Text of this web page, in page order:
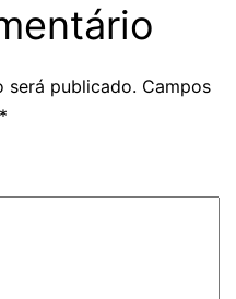
será publicado. Campos
*